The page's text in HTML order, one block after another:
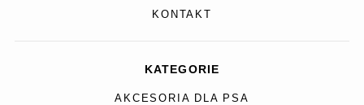
KONTAKT
KATEGORIE
AKCESORIA DLA PSA